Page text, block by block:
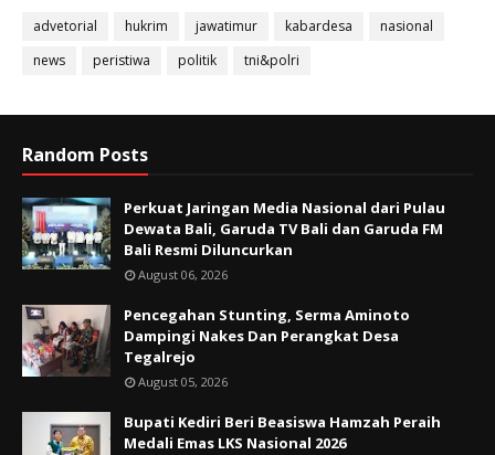
advetorial hukrim jawatimur kabardesa
nasional
news
peristiwa politik tni&polri
Random Posts
Perkuat Jaringan Media Nasional dari Pulau
Dewata Bali, Garuda TV Bali dan Garuda FM
Bali Resmi Diluncurkan
August 06, 2026
Pencegahan Stunting, Serma Aminoto
Dampingi Nakes Dan Perangkat Desa
Tegalrejo
August 05, 2026
Bupati Kediri Beri Beasiswa Hamzah Peraih
Medali Emas LKS Nasional 2026